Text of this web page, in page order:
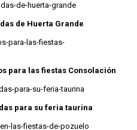
de Huerta Grande
para las fiestas Consolación
para su feria taurina